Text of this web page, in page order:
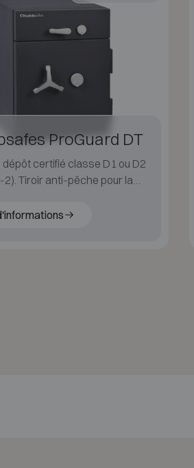
ProGuard DT
dépôt certifié classe D1 ou D2
2). Tiroir anti-pêche pour la